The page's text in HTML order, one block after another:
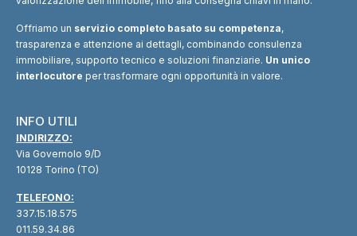
Offriamo un servizio completo basato su competenza,
trasparenza e attenzione ai dettagli, combinando consulenza
immobiliare, supporto tecnico e soluzioni finanziarie. Un unico
interlocutore per trasformare ogni opportunità in valore.
INFO UTILI
INDIRIZZO:
Via Governolo 9/D
10128 Torino (TO)
TELEFONO:
337.15.18.575
011.59.34.86